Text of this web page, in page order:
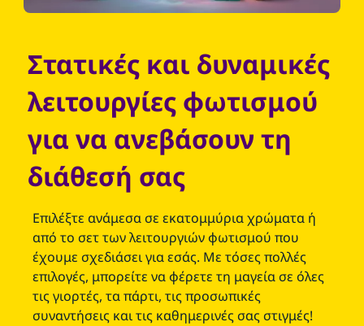
Στατικές και δυναμικές
λειτουργίες φωτισμού
για να ανεβάσουν τη
διάθεσή σας
Επιλέξτε ανάμεσα σε εκατομμύρια χρώματα ή
από το σετ των λειτουργιών φωτισμού που
έχουμε σχεδιάσει για εσάς. Με τόσες πολλές
επιλογές, μπορείτε να φέρετε τη μαγεία σε όλες
τις γιορτές, τα πάρτι, τις προσωπικές
συναντήσεις και τις καθημερινές σας στιγμές!